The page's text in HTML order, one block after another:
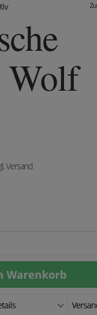
Wolf
Versand